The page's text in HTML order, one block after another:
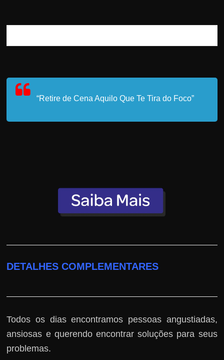
“Retire de Cena Aquilo Que Te Tira do Foco”
DETALHES COMPLEMENTARES
Todos os dias encontramos pessoas angustiadas,
ansiosas e querendo encontrar soluções para seus
problemas.